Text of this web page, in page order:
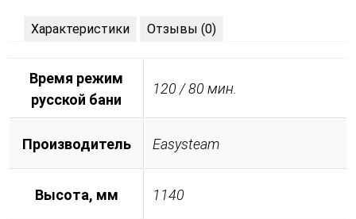
Характеристики Отзывы (0)
Время режим
русской бани
120 / 80 мин.
Производитель Easysteam
Высота, мм 1140